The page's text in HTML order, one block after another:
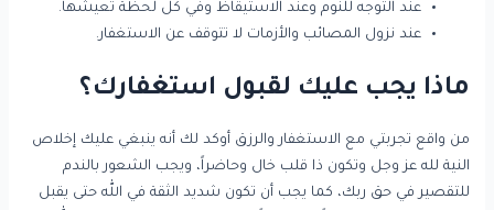
عند التوجه للنوم وعند الاستيقاظ وفي كل لحظة تعيشها.
عند نزول المصائب والأزمات لا تتوقف عن الاستغفار.
ماذا يجب عليك لقبول استغفارك؟
من واقع تجربتي مع الاستغفار والرزق أوكد لك أنه ينبغي عليك إخلاص
النية لله عز وجل وتكون ذا قلب خال وحاضراً، ويجب الشعور بالندم
للتقصير في حق ربك، كما يجب أن تكون شديد الثقة في الله حتى يقبل